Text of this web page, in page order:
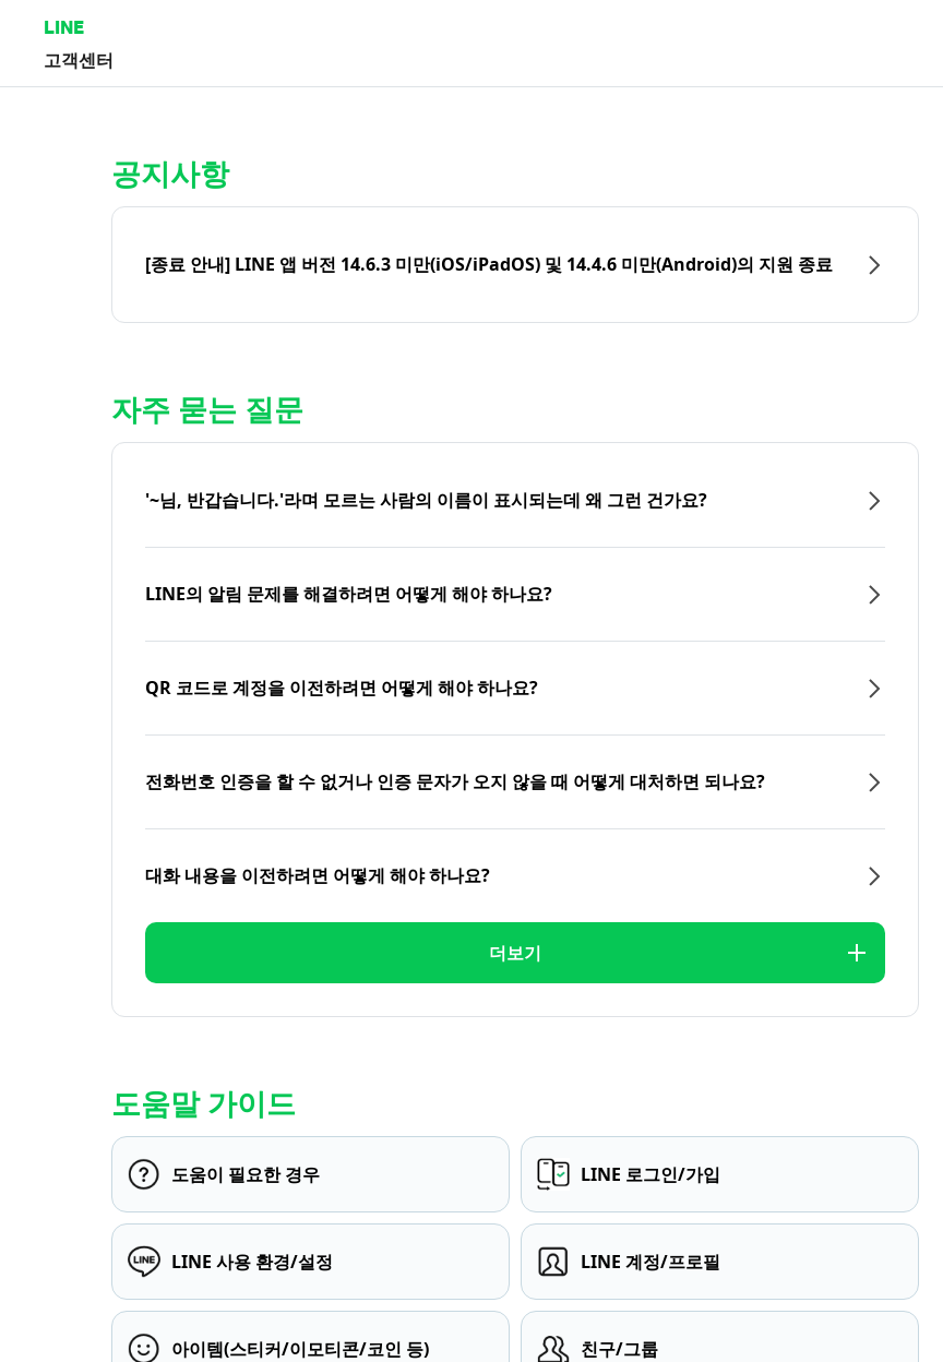
LINE
고객센터
공지사항
[종료 안내] LINE 앱 버전 14.6.3 미만(iOS/iPadOS) 및 14.4.6 미만(Android)의 지원 종료
자주 묻는 질문
'~님, 반갑습니다.'라며 모르는 사람의 이름이 표시되는데 왜 그런 건가요?
LINE의 알림 문제를 해결하려면 어떻게 해야 하나요?
QR 코드로 계정을 이전하려면 어떻게 해야 하나요?
전화번호 인증을 할 수 없거나 인증 문자가 오지 않을 때 어떻게 대처하면 되나요?
대화 내용을 이전하려면 어떻게 해야 하나요?
더보기
도움말 가이드
도움이 필요한 경우 LINE 로그인/가입
LINE 사용 환경/설정 LINE 계정/프로필
아이템(스티커/이모티콘/코인 등) 친구/그룹